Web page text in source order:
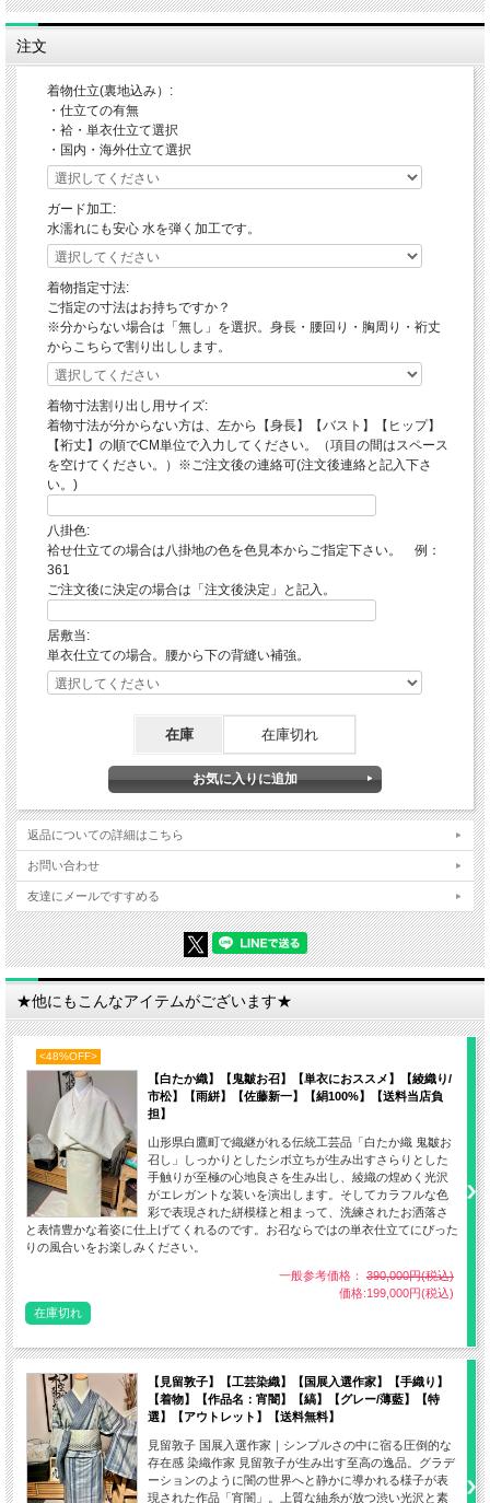
まろやかな上品カラーにさり気なく煌めく花織の粒。沖縄に伝承される手織り物に
は歴史という深みがスパイスとなり我々の心に染み入る魅力が漂うのです。
注文
着物仕立(裏地込み）:
・仕立ての有無
・袷・単衣仕立て選択
・国内・海外仕立て選択
ガード加工:
水濡れにも安心 水を弾く加工です。
着物指定寸法:
ご指定の寸法はお持ちですか？
※分からない場合は「無し」を選択。身長・腰回り・胸周り・裄丈
からこちらで割り出しします。
着物寸法割り出し用サイズ:
着物寸法が分からない方は、左から【身長】【バスト】【ヒップ】
【裄丈】の順でCM単位で入力してください。（項目の間はスペース
を空けてください。）※ご注文後の連絡可(注文後連絡と記入下さ
い。)
八掛色:
袷せ仕立ての場合は八掛地の色を色見本からご指定下さい。 例：
361
ご注文後に決定の場合は「注文後決定」と記入。
居敷当:
単衣仕立ての場合。腰から下の背縫い補強。
在庫 在庫切れ
返品についての詳細はこちら
お問い合わせ
友達にメールですすめる
★他にもこんなアイテムがございます★
<48%OFF>
【白たか織】【鬼皺お召】【単衣におススメ】【綾織り/
市松】【雨絣】【佐藤新一】【絹100%】【送料当店負
担】
山形県白鷹町で織継がれる伝統工芸品「白たか織 鬼皺お
召し」しっかりとしたシボ立ちが生み出すさらりとした
手触りが至極の心地良さを生み出し、綾織の煌めく光沢
がエレガントな装いを演出します。そしてカラフルな色
彩で表現された絣模様と相まって、洗練されたお洒落さ
と表情豊かな着姿に仕上げてくれるのです。お召ならではの単衣仕立てにぴった
りの風合いをお楽しみください。
一般参考価格： 390,000円(税込)
価格:199,000円(税込)
在庫切れ
【見留敦子】【工芸染織】【国展入選作家】【手織り】
【着物】【作品名：宵闇】【縞】【グレー/薄藍】【特
選】【アウトレット】【送料無料】
見留敦子 国展入選作家｜シンプルさの中に宿る圧倒的な
存在感 染織作家 見留敦子が生み出す至高の逸品。グラデ
ーションのように闇の世界へと静かに導かれる様子が表
現された作品「宵闇」。上質な紬糸が放つ渋い光沢と素